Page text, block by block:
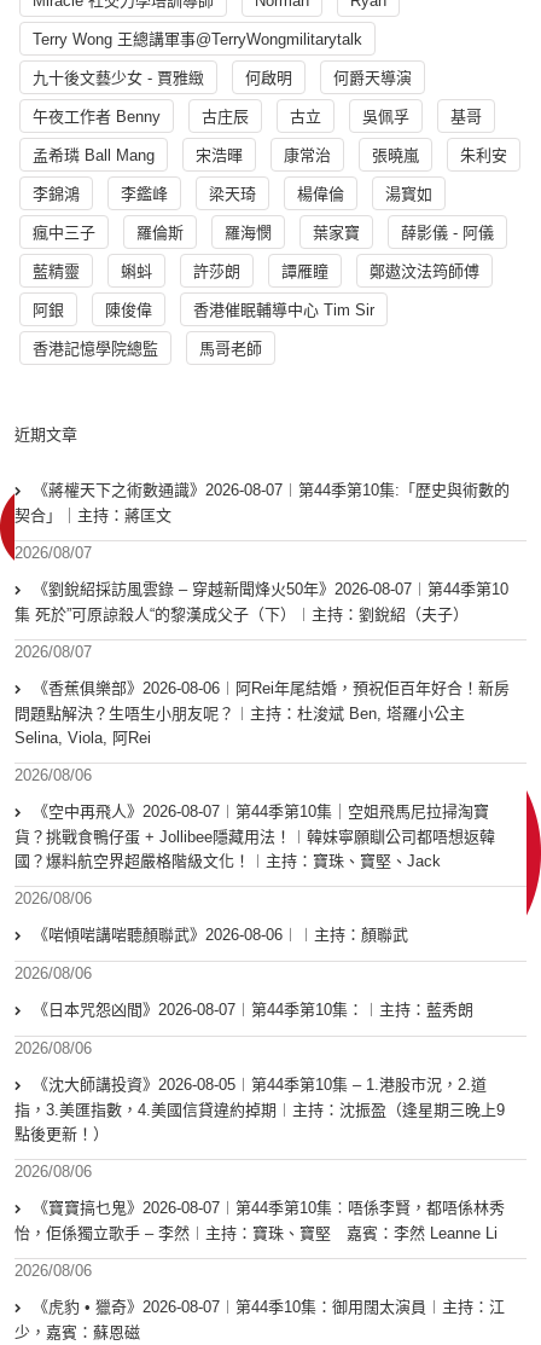
Terry Wong 王總講軍事@TerryWongmilitarytalk
九十後文藝少女 - 賈雅緻 何啟明 何爵天導演
午夜工作者 Benny 古庄辰 古立 吳佩孚 基哥
孟希璘 Ball Mang 宋浩暉 康常治 張曉嵐 朱利安
李錦鴻 李鑑峰 梁天琦 楊偉倫 湯寳如
瘋中三子 羅倫斯 羅海憫 葉家寶 薛影儀 - 阿儀
藍精靈 蝌蚪 許莎朗 譚雁瞳 鄭遨汶法筠師傅
阿銀 陳俊偉 香港催眠輔導中心 Tim Sir
香港記憶學院總監 馬哥老師
近期文章
《蔣權天下之術數通識》2026-08-07︱第44季第10集:「歴史與術數的
契合」｜主持：蔣匡文
2026/08/07
《劉銳紹採訪風雲錄 – 穿越新聞烽火50年》2026-08-07︱第44季第10
集 死於”可原諒殺人“的黎漢成父子（下）︱主持：劉銳紹（夫子）
2026/08/07
《香蕉俱樂部》2026-08-06︱阿Rei年尾結婚，預祝佢百年好合！新房
問題點解決？生唔生小朋友呢？︱主持：杜浚斌 Ben, 塔羅小公主
Selina, Viola, 阿Rei
2026/08/06
《空中再飛人》2026-08-07︱第44季第10集｜空姐飛馬尼拉掃淘寶
貨？挑戰食鴨仔蛋 + Jollibee隱藏用法！︱韓妹寧願瞓公司都唔想返韓
國？爆料航空界超嚴格階級文化！︱主持：寶珠、寶堅、Jack
2026/08/06
《啱傾啱講啱聽顏聯武》2026-08-06︱︱主持：顏聯武
2026/08/06
《日本咒怨凶間》2026-08-07︱第44季第10集：︱主持：藍秀朗
2026/08/06
《沈大師講投資》2026-08-05︱第44季第10集 – 1.港股市況，2.道
指，3.美匯指數，4.美國信貸違約掉期︱主持：沈振盈（逢星期三晚上9
點後更新！）
2026/08/06
《寶寶搞乜鬼》2026-08-07︱第44季第10集︰唔係李賢，都唔係林秀
怡，佢係獨立歌手 – 李然︱主持：寶珠、寶堅 嘉賓：李然 Leanne Li
2026/08/06
《虎豹 • 獵奇》2026-08-07︱第44季10集：御用闊太演員︱主持：江
少，嘉賓：蘇恩磁